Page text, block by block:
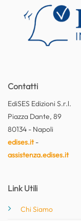
Contatti
EdiSES Edizioni S.r.l.
Piazza Dante, 89
80134 - Napoli
edises.it-
assistenza.edises.it
Link Utili
Chi Siamo